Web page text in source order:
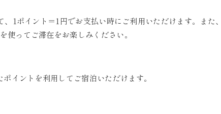
1ポイント＝1円でお支払い時にご利用いただけます。また
使ってご滞在をお楽しみください。
ポイントを利用してご宿泊いただけます。